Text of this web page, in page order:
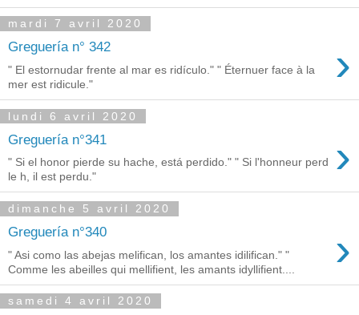
mardi 7 avril 2020
Greguería n° 342 ›
" El estornudar frente al mar es ridículo." " Éternuer face à la
mer est ridicule."
lundi 6 avril 2020
Greguería n°341 ›
" Si el honor pierde su hache, está perdido." " Si l'honneur perd
le h, il est perdu."
dimanche 5 avril 2020
Greguería n°340 ›
" Asi como las abejas melifican, los amantes idilifican." "
Comme les abeilles qui mellifient, les amants idyllifient....
samedi 4 avril 2020